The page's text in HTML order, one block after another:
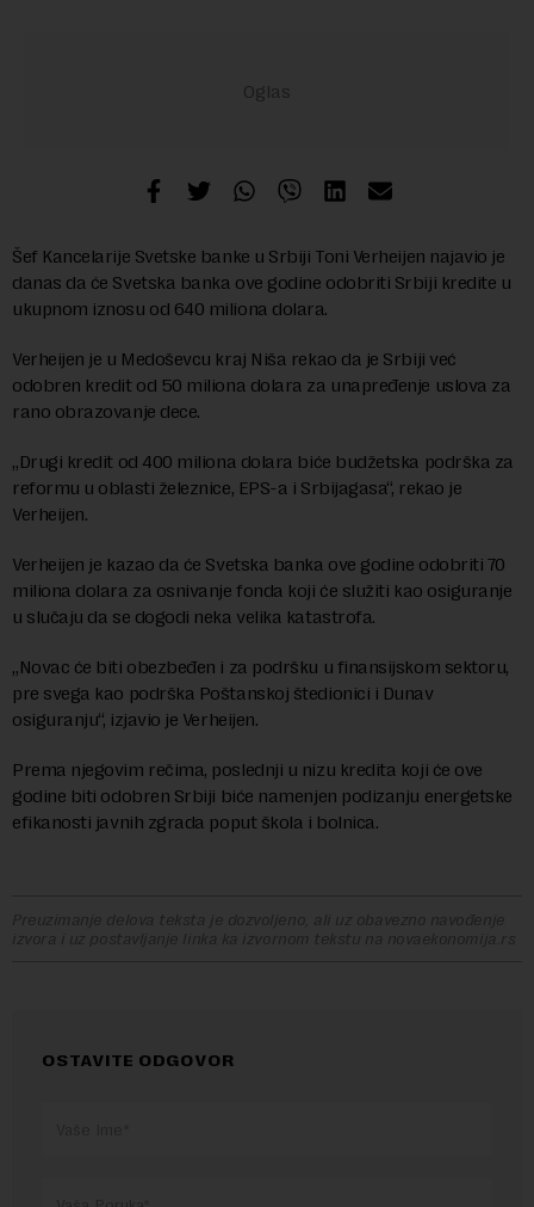
Šef Kancelarije Svetske banke u Srbiji Toni Verheijen najavio je
danas da će Svetska banka ove godine odobriti Srbiji kredite u
ukupnom iznosu od 640 miliona dolara.
Verheijen je u Medoševcu kraj Niša rekao da je Srbiji već
odobren kredit od 50 miliona dolara za unapređenje uslova za
rano obrazovanje dece.
„Drugi kredit od 400 miliona dolara biće budžetska podrška za
reformu u oblasti železnice, EPS-a i Srbijagasa“, rekao je
Verheijen.
Verheijen je kazao da će Svetska banka ove godine odobriti 70
miliona dolara za osnivanje fonda koji će služiti kao osiguranje
u slučaju da se dogodi neka velika katastrofa.
„Novac će biti obezbeđen i za podršku u finansijskom sektoru,
pre svega kao podrška Poštanskoj štedionici i Dunav
osiguranju“, izjavio je Verheijen.
Prema njegovim rečima, poslednji u nizu kredita koji će ove
godine biti odobren Srbiji biće namenjen podizanju energetske
efikanosti javnih zgrada poput škola i bolnica.
Preuzimanje delova teksta je dozvoljeno, ali uz obavezno navođenje
izvora i uz postavljanje linka ka izvornom tekstu na novaekonomija.rs
OSTAVITE ODGOVOR